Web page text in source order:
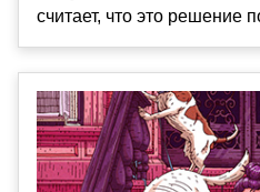
считает, что это решение